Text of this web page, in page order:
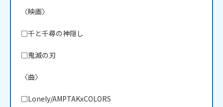
〈映画〉
□千と千尋の神隠し
□鬼滅の刃
〈曲〉
□Lonely/AMPTAKxCOLORS